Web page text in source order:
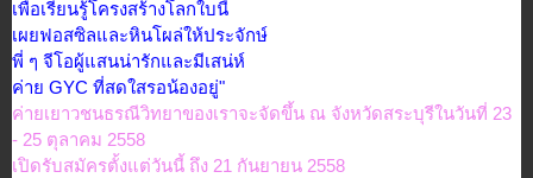
เพื่อเรียนรู้โครงสร้างโลกใบนี้
เผยฟอสซิลและหินโผล่ให้ประจักษ์
พี่ ๆ จีโอผู้แสนน่ารักและมีเสน่ห์
ค่าย GYC ที่สดใสรอน้องอยู่"
ค่ายเยาวชนธรณีวิทยาของเราจะจัดขึ้น ณ จังหวัดสระบุรีในวันที่ 23
- 25 ตุลาคม 2558
เปิดรับสมัครตั้งแต่วันนี้ ถึง 21 กันยายน 2558